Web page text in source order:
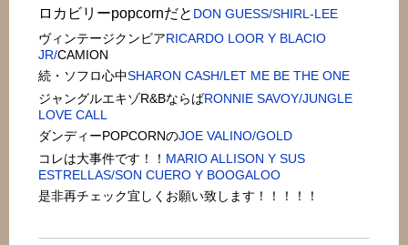
ロカビリーpopcornだと DON GUESS/SHIRL-LEE
ヴィンテージクンビアRICARDO LOOR Y BLACIO
JR/CAMION
続・ソフロ心中SHARON CASH/LET ME BE THE ONE
ジャングルエキゾR&BならばRONNIE SAVOY/JUNGLE
LOVE CALL
ダンディーPOPCORNのJOE VALINO/GOLD
コレは大事件です！！ MARIO ALLISON Y SUS
ESTRELLAS/SON CUERO Y BOOGALOO
是非再チェック宜しくお願い致します！！！！！